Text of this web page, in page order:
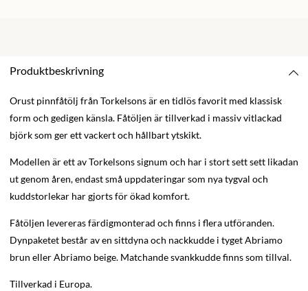
Produktbeskrivning
Orust pinnfåtölj från Torkelsons är en tidlös favorit med klassisk
form och gedigen känsla. Fåtöljen är tillverkad i massiv vitlackad
björk som ger ett vackert och hållbart ytskikt.
Modellen är ett av Torkelsons signum och har i stort sett sett likadan
ut genom åren, endast små uppdateringar som nya tygval och
kuddstorlekar har gjorts för ökad komfort.
Fåtöljen levereras färdigmonterad och finns i flera utföranden.
Dynpaketet består av en sittdyna och nackkudde i tyget Abriamo
brun eller Abriamo beige. Matchande svankkudde finns som tillval.
Tillverkad i Europa.